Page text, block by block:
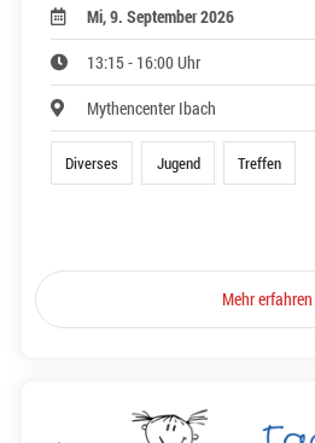
Mi, 9. September 2026
13:15 - 16:00 Uhr
Mythencenter Ibach
Diverses Jugend Treffen
Mehr erfahren